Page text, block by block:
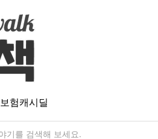
보험캐시딜